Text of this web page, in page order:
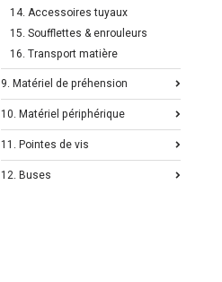
14. Accessoires tuyaux
15. Soufflettes & enrouleurs
16. Transport matière
9. Matériel de préhension
10. Matériel périphérique
11. Pointes de vis
12. Buses